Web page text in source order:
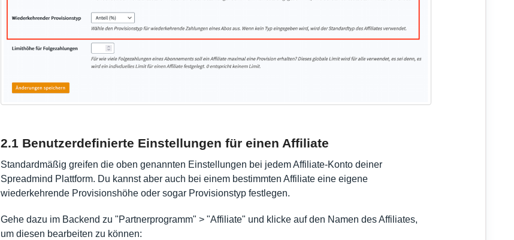
2.1 Benutzerdefinierte Einstellungen für einen Affiliate
Standardmäßig greifen die oben genannten Einstellungen bei jedem Affiliate-Konto deiner
Spreadmind Plattform. Du kannst aber auch bei einem bestimmten Affiliate eine eigene
wiederkehrende Provisionshöhe oder sogar Provisionstyp festlegen.
Gehe dazu im Backend zu "Partnerprogramm" > "Affiliate" und klicke auf den Namen des Affiliates,
um diesen bearbeiten zu können: